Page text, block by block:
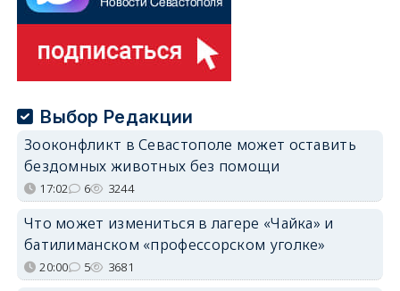
Выбор Редакции
Зооконфликт в Севастополе может оставить
бездомных животных без помощи
17:02 6 3244
Что может измениться в лагере «Чайка» и
батилиманском «профессорском уголке»
20:00 5 3681